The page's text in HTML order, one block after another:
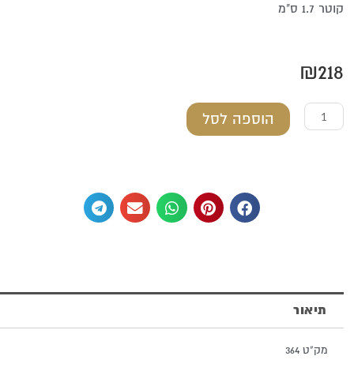
קוטר 1.7 ס"מ
₪218
הוספה לסל
תיאור
מק"ט 364